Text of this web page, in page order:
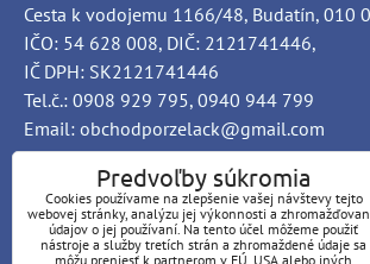
Cesta k vodojemu 1166/48, Budatín, 010
IČO: 54 628 008, DIČ: 2121741446,
IČ DPH: SK2121741446
Tel.č.: 0908 929 795, 0940 944 799
Email: obchodporzelack@gmail.com
INFO
Predvoľby súkromia
Cookies používame na zlepšenie vašej návštevy tejto
webovej stránky, analýzu jej výkonnosti a
údajov o jej používaní. Na tento účel môžeme použiť
nástroje a služby tretích strán a zhromaždené údaje sa
môžu preniesť k partnerom v EÚ, USA alebo iných